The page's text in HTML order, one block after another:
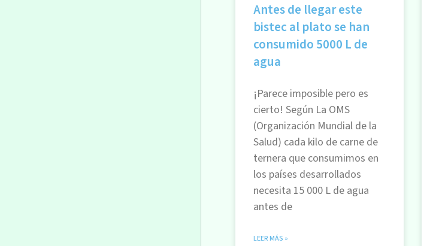
Antes de llegar este
bistec al plato se han
consumido 5000 L de
agua
¡Parece imposible pero es
cierto! Según La OMS
(Organización Mundial de la
Salud) cada kilo de carne de
ternera que consumimos en
los países desarrollados
necesita 15 000 L de agua
antes de
LEER MÁS »